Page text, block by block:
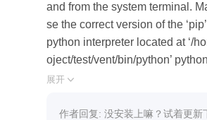
and from the system terminal.
se the correct version of the
python interpreter located at ‘/
oject/test/vent/bin/python’
9.0.3
展开 
作者回复: 没安装上嘛？试着更新